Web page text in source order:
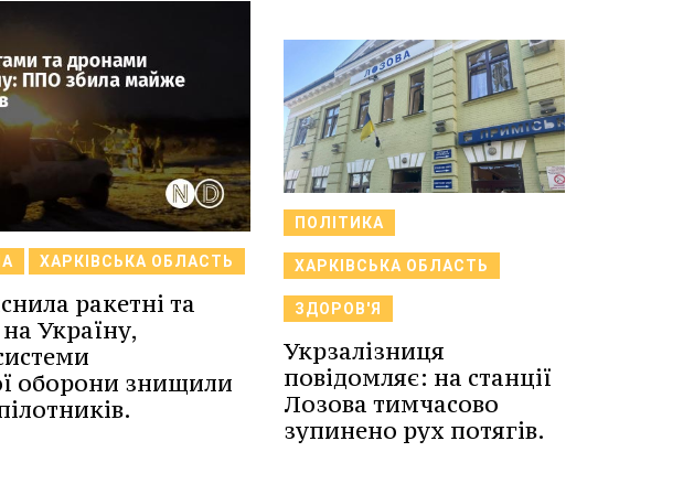
ХАРКІВСЬКА ОБЛАСТЬ
ракетні та
Україну,
оборони знищили
ПОЛІТИКА
ХАРКІВСЬКА ОБЛАСТЬ
ЗДОРОВ'Я
Укрзалізниця
повідомляє: на станції
Лозова тимчасово
зупинено рух потягів.